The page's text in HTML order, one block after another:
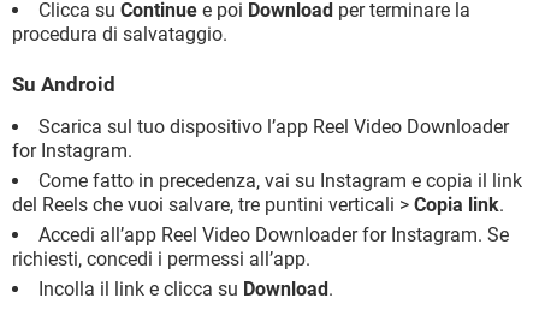
Clicca su Continue e poi Download per terminare la
procedura di salvataggio.
Su Android
Scarica sul tuo dispositivo l’app Reel Video Downloader
for Instagram.
Come fatto in precedenza, vai su Instagram e copia il link
del Reels che vuoi salvare, tre puntini verticali > Copia link.
Accedi all’app Reel Video Downloader for Instagram. Se
richiesti, concedi i permessi all’app.
Incolla il link e clicca su Download.